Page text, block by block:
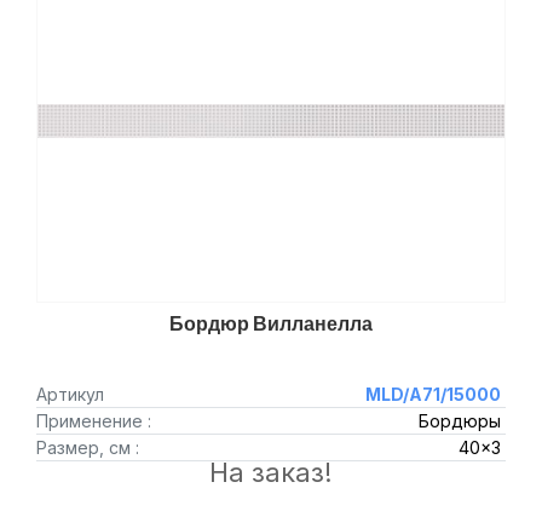
Бордюр Вилланелла
Артикул
MLD/A71/15000
Применение :
Бордюры
Размер, см :
40x3
На заказ!